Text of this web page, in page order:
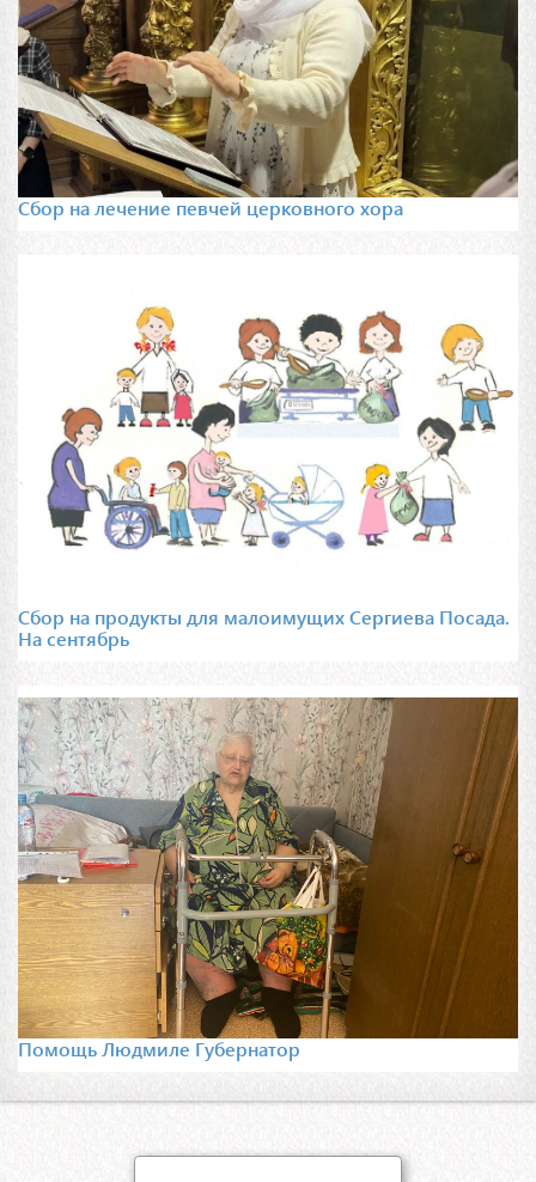
Сбор на лечение певчей церковного хора
Сбор на продукты для малоимущих Сергиева Посада.
На сентябрь
Помощь Людмиле Губернатор